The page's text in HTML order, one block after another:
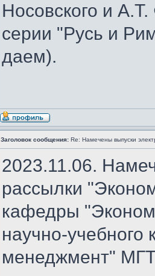
Носовского и
серии "Русь и
даем).
Заголовок сообщения: Re: Намечены выпуски
2023.11.06.
рассылки
кафедры
научно-
менеджмент"